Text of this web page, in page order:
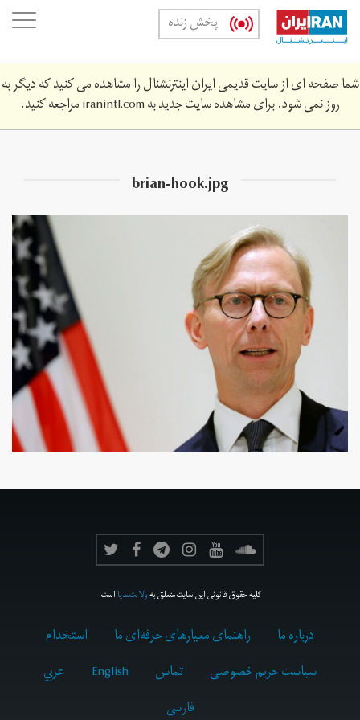
Skip
main
content
پخش زنده
شما صفحه ای از سایت قدیمی ایران اینترنشنال را مشاهده می کنید که دیگر به
روز نمی شود. برای مشاهده سایت جدید بهiranintl.comمراجعه کنید.
brian-hook.jpg
کلیه حقوق قانونی این سایت متعلق بهولانت‌مدیااست.
درباره ما راهنمای معیارهای حرفه‌ای ما
استخدام
سیاست حریم خصوصی
تماس English
عربي
فارسى